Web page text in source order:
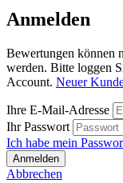
Anmelden
Bewertungen können
werden. Bitte loggen
Account. Neuer
Ihre E-Mail-Adresse
Ihr Passwort
Ich habe mein
Anmelden
Abbrechen